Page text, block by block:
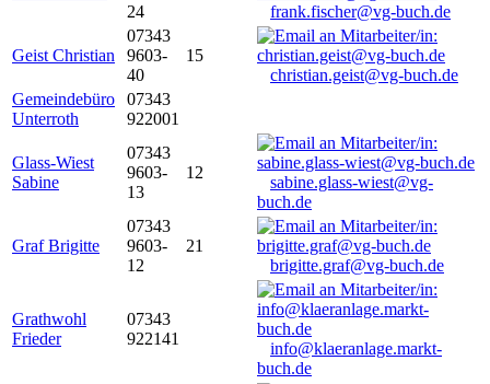
24
frank.fischer@vg-buch.de
Geist Christian
07343
9603-
40
15
christian.geist@vg-buch.de
Gemeindebüro
Unterroth
07343
922001
Glass-Wiest
Sabine
07343
9603-
13
12
sabine.glass-wiest@vg-
buch.de
Graf Brigitte
07343
9603-
12
21
brigitte.graf@vg-buch.de
Grathwohl
Frieder
07343
922141
info@klaeranlage.markt-
buch.de